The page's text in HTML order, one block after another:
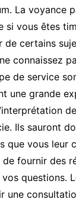
La voyance
si vous êtes
de certains
connaissez
de service
une grande
Ils sauront
que vous leur
fournir des
questions.
une